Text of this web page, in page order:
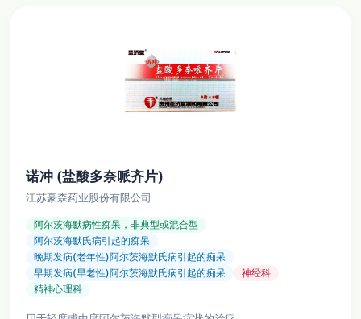
诺冲 (盐酸多奈哌齐片)
江苏豪森药业股份有限公司
阿尔茨海默病性痴呆，非典型或混合型
阿尔茨海默氏病引起的痴呆
晚期发病(老年性)阿尔茨海默氏病引起的痴呆
早期发病(早老性)阿尔茨海默氏病引起的痴呆
神经科
精神心理科